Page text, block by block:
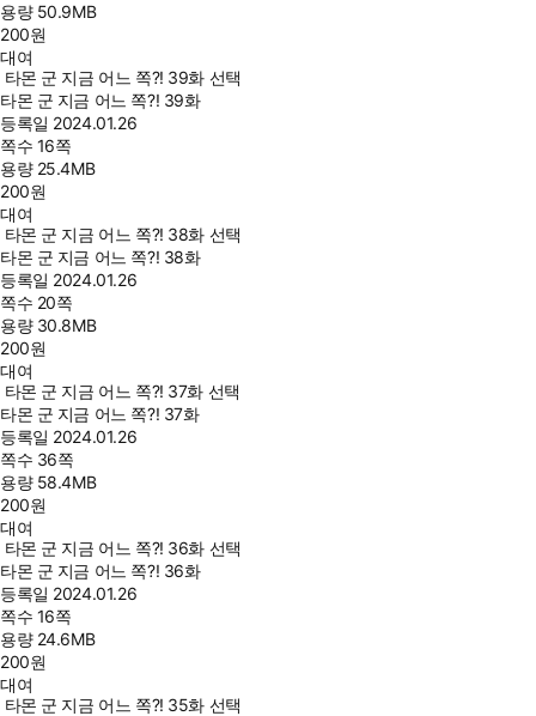
용량 50.9MB
200원
대여
타몬 군 지금 어느 쪽?! 39화 선택
타몬 군 지금 어느 쪽?! 39화
등록일 2024.01.26
쪽수 16쪽
용량 25.4MB
200원
대여
타몬 군 지금 어느 쪽?! 38화 선택
타몬 군 지금 어느 쪽?! 38화
등록일 2024.01.26
쪽수 20쪽
용량 30.8MB
200원
대여
타몬 군 지금 어느 쪽?! 37화 선택
타몬 군 지금 어느 쪽?! 37화
등록일 2024.01.26
쪽수 36쪽
용량 58.4MB
200원
대여
타몬 군 지금 어느 쪽?! 36화 선택
타몬 군 지금 어느 쪽?! 36화
등록일 2024.01.26
쪽수 16쪽
용량 24.6MB
200원
대여
타몬 군 지금 어느 쪽?! 35화 선택